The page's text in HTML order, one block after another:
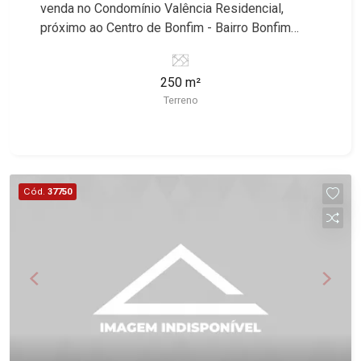
venda no Condomínio Valência Residencial,
próximo ao Centro de Bonfim - Bairro Bonfim
características deste imóvel que a Martinelli
Imobiliária selecionou para você: - 250m² de área
terreno - Plano - Condomínio fechado - Portaria
1051 - Alto da Boa Vista | Ribeirão Preto.
250 m²
Terreno
Cód. 37750